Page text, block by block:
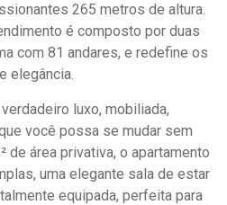
265 metros de altura.
é composto por duas
com 81 andares, e redefine os
elegância.
luxo, mobiliada,
você possa se mudar sem
de área privativa, o apartamento
uma elegante sala de estar
equipada, perfeita para